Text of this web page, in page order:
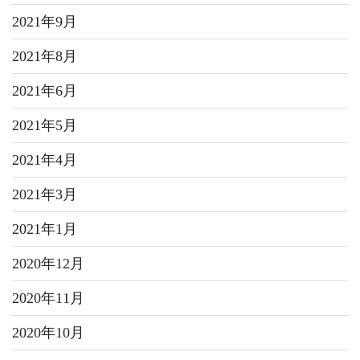
2021年9月
2021年8月
2021年6月
2021年5月
2021年4月
2021年3月
2021年1月
2020年12月
2020年11月
2020年10月